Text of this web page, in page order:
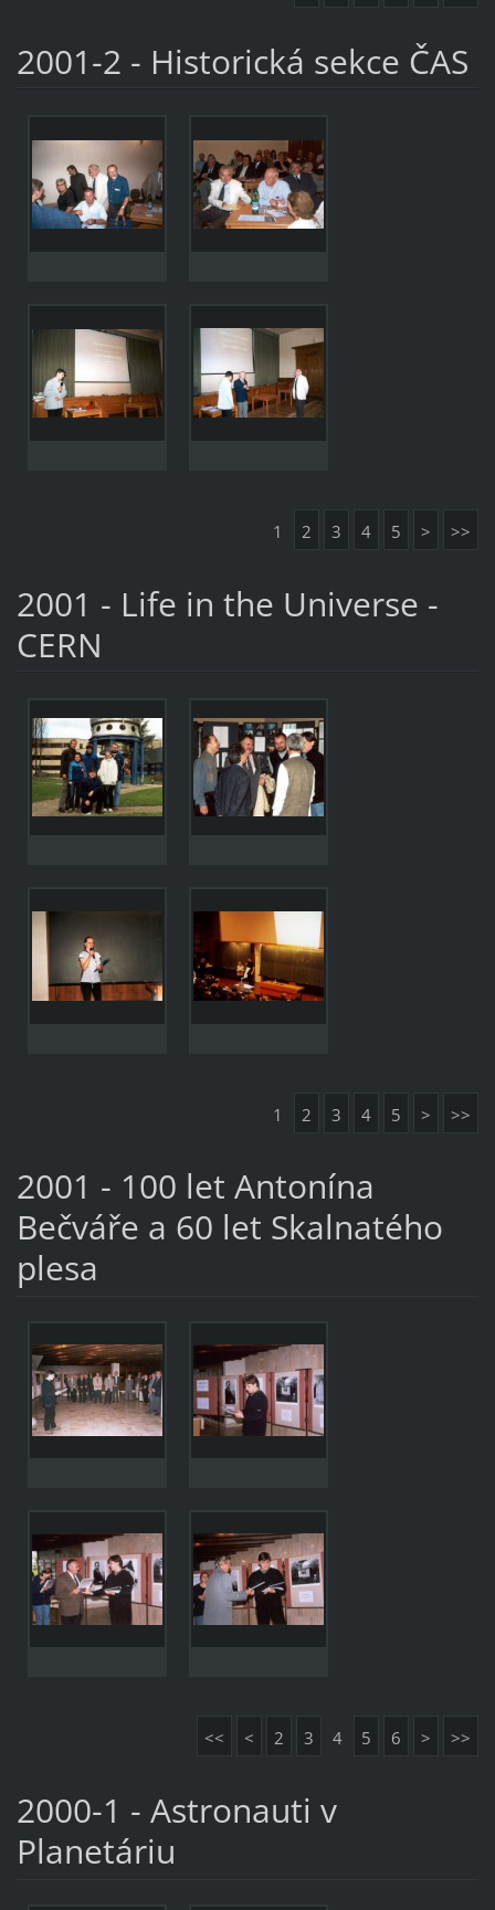
2001-2 - Historická sekce ČAS
1 2 3 4 5 > >>
2001 - Life in the Universe -
CERN
1 2 3 4 5 > >>
2001 - 100 let Antonína
Bečváře a 60 let Skalnatého
plesa
<< < 2 3 4 5 6 > >>
2000-1 - Astronauti v
Planetáriu